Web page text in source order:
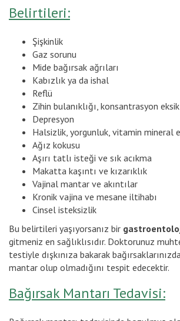
Belirtileri:
Şişkinlik
Gaz sorunu
Mide bağırsak ağrıları
Kabızlık ya da ishal
Reflü
Zihin bulanıklığı, konsantrasyon
Depresyon
Halsizlik, yorgunluk, vitamin mineral
Ağız kokusu
Aşırı tatlı isteği ve sık acıkma
Makatta kaşıntı ve kızarıklık
Vajinal mantar ve akıntılar
Kronik vajina ve mesane iltihabı
Cinsel isteksizlik
Bu belirtileri yaşıyorsanız bir
gitmeniz en sağlıklısıdır. Doktorunuz
testiyle dışkınıza bakarak
mantar olup olmadığını tespit edecektir.
Bağırsak Mantarı Tedavisi: